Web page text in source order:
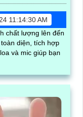
11:14:30 AM
chất lượng lên đến
diện, tích hợp
và mic giúp bạn